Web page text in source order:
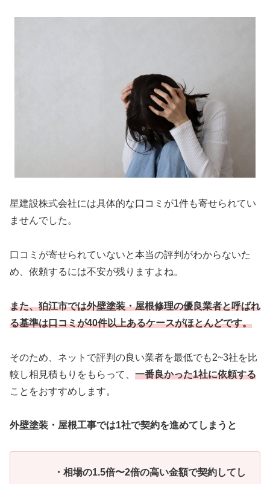
星建設株式会社には具体的な口コミが1件も寄せられてい
ませんでした。
口コミが寄せられていないと本当の評判がわからないた
め、依頼するには不安が残りますよね。
また、狛江市では外壁塗装・屋根修理の優良業者と呼ばれ
る基準は口コミが40件以上あるケースがほとんどです。
そのため、ネットで評判の良い業者を最低でも2~3社を比
較し相見積もりをもらって、 一番良かった1社に依頼する
ことをおすすめします。
外壁塗装・屋根工事では1社で契約を進めてしまうと
・相場の1.5倍〜2倍の高い金額で契約してし